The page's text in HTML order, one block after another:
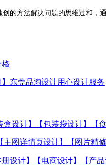
的方法解决问题的思维过和，
格
】东莞品淘设计用心设计服务
盒设计】【包装袋设计】
主图详情页设计】【图片
册设计】【电商设计】【产